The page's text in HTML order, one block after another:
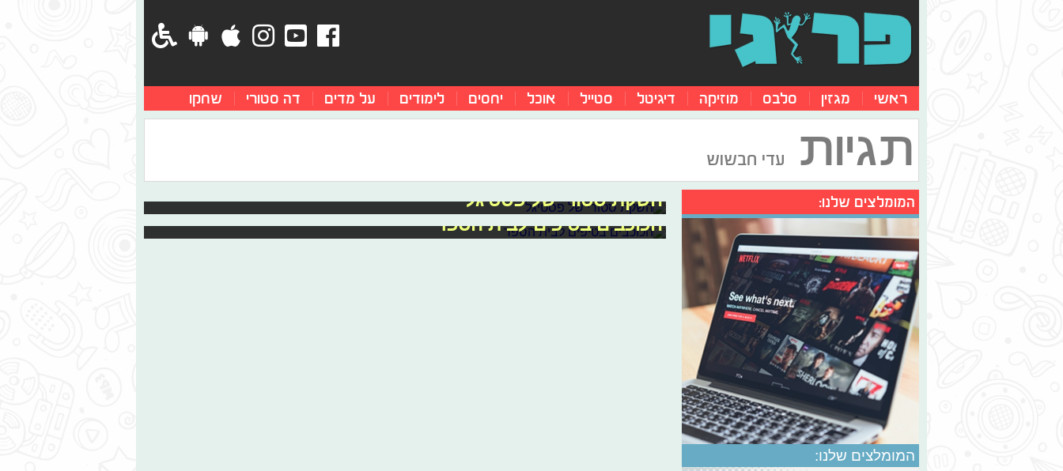
ראשי מגזין סלבס מוזיקה דיגיטל סטייל אוכל יחסים לימודים על מדים דה סטורי שחקו
תגיות עדי חבשוש
השקת סטורי של פסטיגל
הכוכבים בטיפים לבית הספר
המומלצים שלנו:
המומלצים שלנו: